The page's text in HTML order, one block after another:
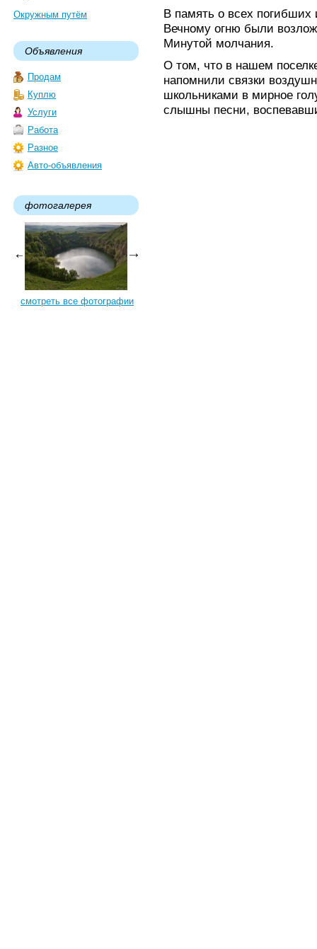
Окружным путём
Объявления
Продам
Куплю
Услуги
Работа
Разное
Авто-объявления
фотогалерея
смотреть все фотографии
В память о всех
Вечному огню были
Минутой молчания.
О том, что в нашем
напомнили связки
школьниками в мирное
слышны песни,